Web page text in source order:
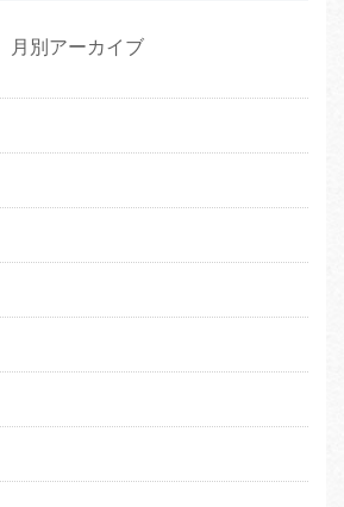
月別アーカイブ